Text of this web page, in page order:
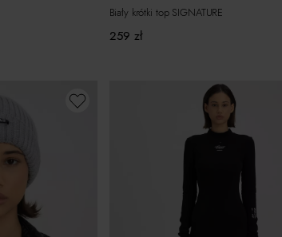
Biały krótki top SIGNATURE
259 zł